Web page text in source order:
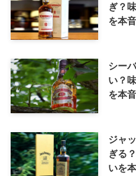
ぎ？
を本
シー
い？
を本
ジャ
ぎる
いを